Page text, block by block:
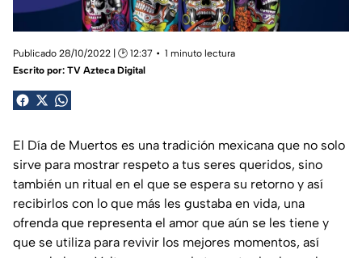
Publicado 28/10/2022 | 🕑 12:37
1 minuto lectura
Escrito por: TV Azteca Digital
El Día de Muertos es una tradición mexicana que no solo
sirve para mostrar respeto a tus seres queridos, sino
también un ritual en el que se espera su retorno y así
recibirlos con lo que más les gustaba en vida, una
ofrenda que representa el amor que aún se les tiene y
que se utiliza para revivir los mejores momentos, así